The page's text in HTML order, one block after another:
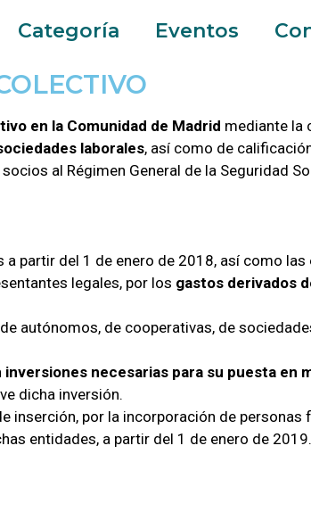
Categoría Eventos
en la Comunidad de Madrid mediante la
laborales, así como de
al Régimen General de la Seguridad
partir del 1 de enero de 2018, así como
legales, por los gastos derivados
autónomos, de cooperativas, de
inversiones necesarias para su puesta en
dicha inversión.
inserción, por la incorporación de
entidades, a partir del 1 de enero de 2019.